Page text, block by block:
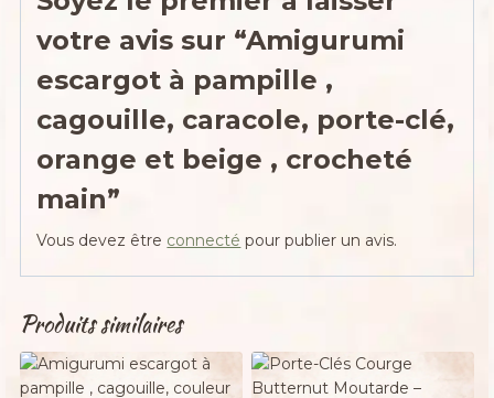
votre avis sur “Amigurumi
escargot à pampille ,
cagouille, caracole, porte-clé,
orange et beige , crocheté
main”
Vous devez être connecté pour publier un avis.
Produits similaires